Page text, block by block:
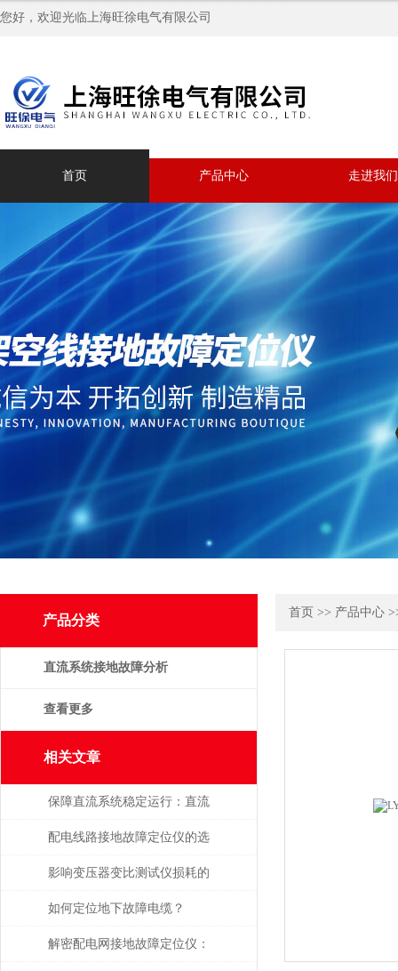
您好，欢迎光临上海旺徐电气有限公司
首页 产品中心 走进我们
产品分类
直流系统接地故障分析
仪
查看更多
相关文章
保障直流系统稳定运行：直流
接地故障测试仪的运维应用价
值
配电线路接地故障定位仪的选
购要领
影响变压器变比测试仪损耗的
主要因素是什么？
如何定位地下故障电缆？
解密配电网接地故障定位仪：
首页 >> 产品中心